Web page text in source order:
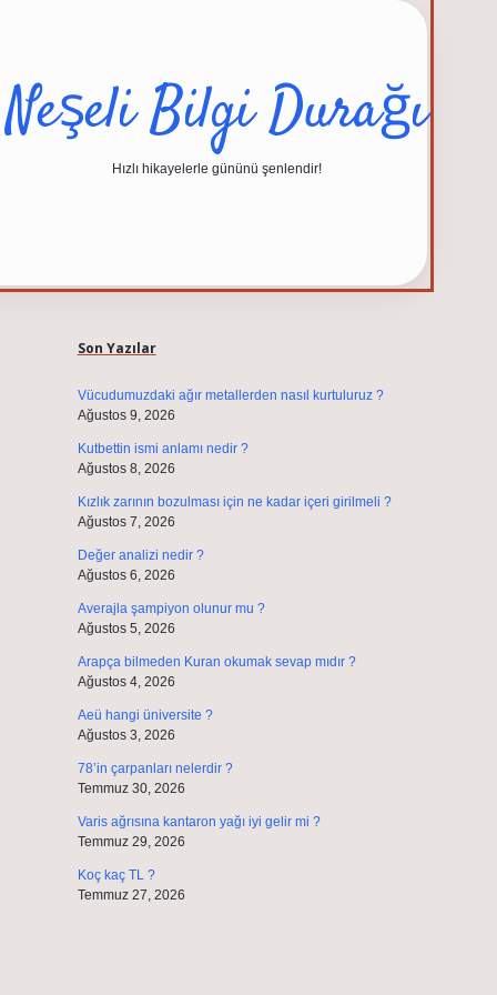
Neşeli Bilgi Durağı
Hızlı hikayelerle gününü şenlendir!
Son Yazılar
Vücudumuzdaki ağır metallerden nasıl kurtuluruz ?
Ağustos 9, 2026
Kutbettin ismi anlamı nedir ?
Ağustos 8, 2026
Kızlık zarının bozulması için ne kadar içeri girilmeli ?
Ağustos 7, 2026
Değer analizi nedir ?
Ağustos 6, 2026
Averajla şampiyon olunur mu ?
Ağustos 5, 2026
Arapça bilmeden Kuran okumak sevap mıdır ?
Ağustos 4, 2026
Aeü hangi üniversite ?
Ağustos 3, 2026
78’in çarpanları nelerdir ?
Temmuz 30, 2026
Varis ağrısına kantaron yağı iyi gelir mi ?
Temmuz 29, 2026
Koç kaç TL ?
Temmuz 27, 2026